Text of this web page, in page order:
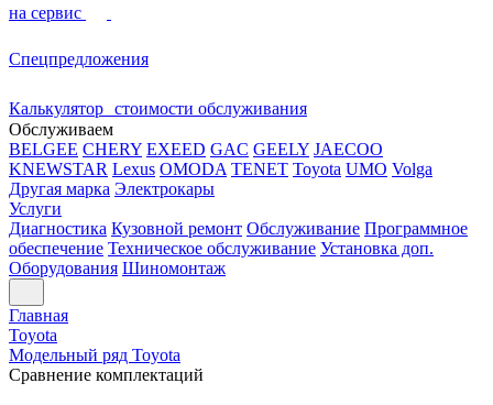
на сервис
Спецпредложения
Калькулятор стоимости обслуживания
Обслуживаем
BELGEE CHERY EXEED GAC GEELY JAECOO
KNEWSTAR Lexus OMODA TENET Toyota UMO Volga
Другая марка Электрокары
Услуги
Диагностика Кузовной ремонт Обслуживание Программное
обеспечение Техническое обслуживание Установка доп.
Оборудования Шиномонтаж
Главная
Toyota
Модельный ряд Toyota
Сравнение комплектаций